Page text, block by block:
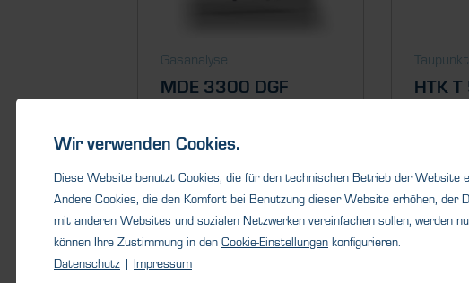
Gasanalyse
MDE 3300 DGF
Sensortechnologie! Für die
HTK
zur
Wir verwenden Cookies.
Diese Website benutzt Cookies, die für den technischen Betrieb der Website
Andere Cookies, die den Komfort bei Benutzung dieser Website erhöhen, der
mit anderen Websites und sozialen Netzwerken vereinfachen sollen, werden
können Ihre Zustimmung in den Cookie-Einstellungen konfigurieren.
Datenschutz
Impressum